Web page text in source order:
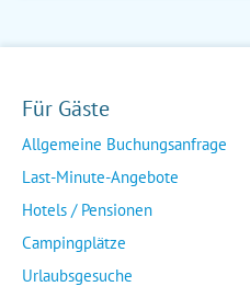
Für Gäste
Allgemeine Buchungsanfrage
Last-Minute-Angebote
Hotels / Pensionen
Campingplätze
Urlaubsgesuche